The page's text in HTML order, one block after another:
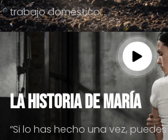
trabajo doméstico...
La historia de María
“Si lo has hecho una vez,